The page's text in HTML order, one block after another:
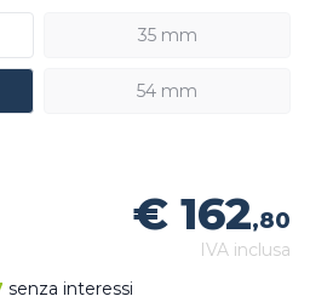
35 mm
54 mm
€ 162,80
IVA inclusa
senza interessi